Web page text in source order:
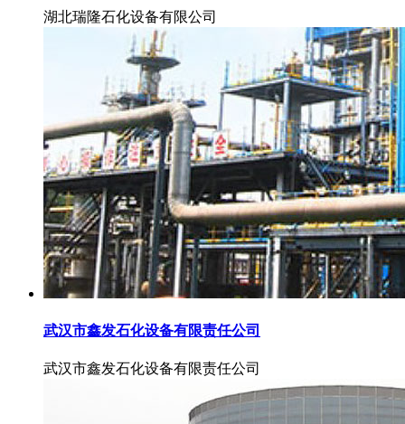
湖北瑞隆石化设备有限公司
武汉市鑫发石化设备有限责任公司
武汉市鑫发石化设备有限责任公司